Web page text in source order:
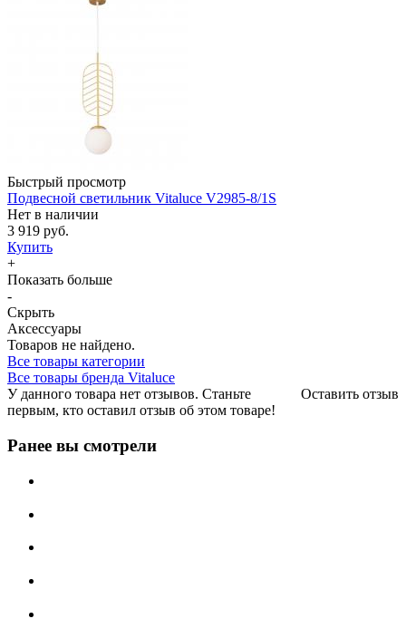
Быстрый просмотр
Подвесной светильник Vitaluce V2985-8/1S
Нет в наличии
3 919 руб.
Купить
+
Показать больше
-
Скрыть
Аксессуары
Товаров не найдено.
Все товары категории
Все товары бренда Vitaluce
Оставить отзыв
У данного товара нет отзывов. Станьте
первым, кто оставил отзыв об этом товаре!
Ранее вы смотрели